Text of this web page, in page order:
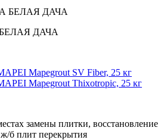
ДАЧА
Mapegrout SV Fiber, 25 кг
Mapegrout Thixotropic, 25 кг
замены плитки, восстановление
б плит перекрытия